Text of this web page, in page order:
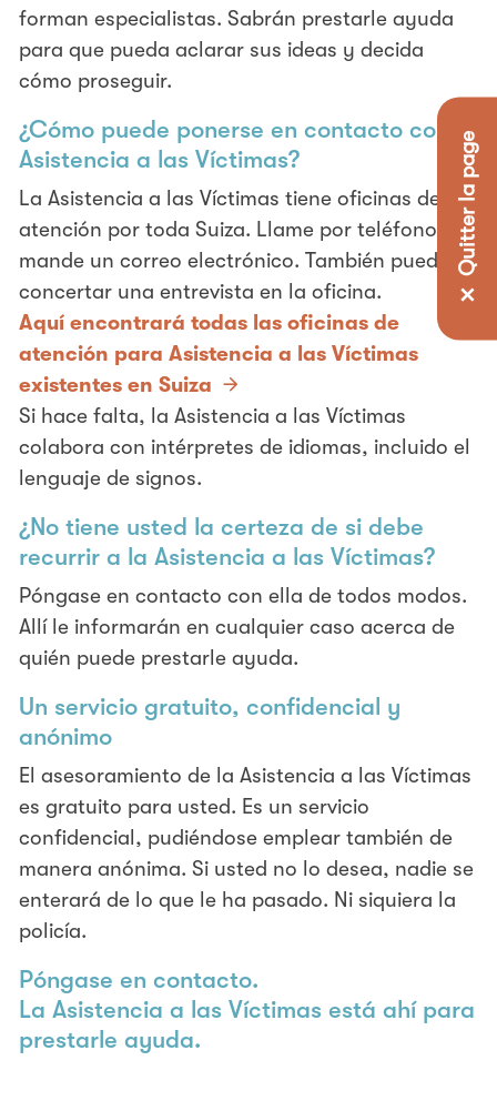
✕ Quitter la page
forman especialistas. Sabrán prestarle ayuda
para que pueda aclarar sus ideas y decida
cómo proseguir.
¿Cómo puede ponerse en contacto con la
Asistencia a las Víctimas?
La Asistencia a las Víctimas tiene oficinas de
atención por toda Suiza. Llame por teléfono o
mande un correo electrónico. También puede
concertar una entrevista en la oficina.
Aquí encontrará todas las oficinas de
atención para Asistencia a las Víctimas
existentes en Suiza
Si hace falta, la Asistencia a las Víctimas
colabora con intérpretes de idiomas, incluido el
lenguaje de signos.
¿No tiene usted la certeza de si debe
recurrir a la Asistencia a las Víctimas?
Póngase en contacto con ella de todos modos.
Allí le informarán en cualquier caso acerca de
quién puede prestarle ayuda.
Un servicio gratuito, confidencial y
anónimo
El asesoramiento de la Asistencia a las Víctimas
es gratuito para usted. Es un servicio
confidencial, pudiéndose emplear también de
manera anónima. Si usted no lo desea, nadie se
enterará de lo que le ha pasado. Ni siquiera la
policía.
Póngase en contacto.
La Asistencia a las Víctimas está ahí para
prestarle ayuda.